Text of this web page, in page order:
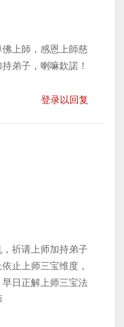
上師，感恩上師慈
弟子，喇嘛欽諾！
登录以回复
祈请上师加持弟子
止上师三宝维度，
日正解上师三宝法